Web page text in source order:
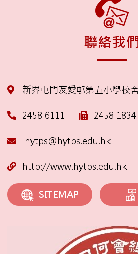
聯絡我們
新界屯門友愛邨第五小學校舍
2458 6111 2458 1834
hytps@hytps.edu.hk
http://www.hytps.edu.hk
SITEMAP